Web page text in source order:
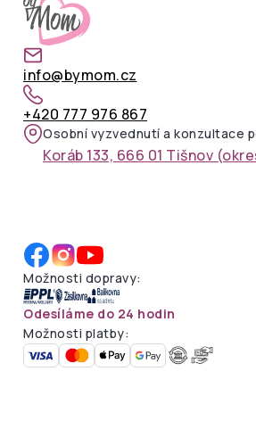
info@bymom.cz
+420 777 976 867
Osobní vyzvednutí a konzultace
Koráb 133, 666 01 Tišnov
Možnosti dopravy:
Odesíláme do 24 hodin
Možnosti platby: